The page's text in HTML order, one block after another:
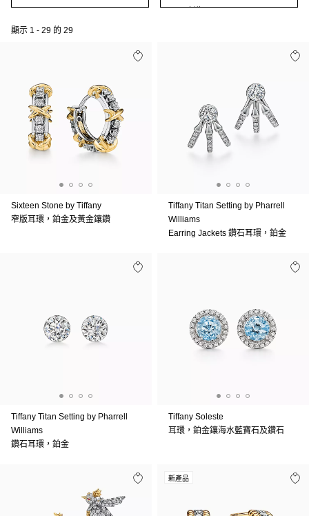
顯示 1 - 29 的 29
Sixteen Stone by Tiffany
窄版耳環，鉑金及黃金鑲鑽
Tiffany Titan Setting by Pharrell
Williams
Earring Jackets 鑽石耳環，鉑金
Tiffany Titan Setting by Pharrell
Williams
鑽石耳環，鉑金
Tiffany Soleste
耳環，鉑金鑲海水藍寶石及鑽石
新產品